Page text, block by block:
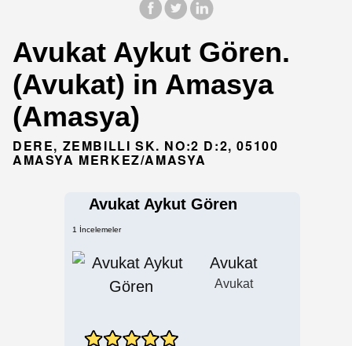
Avukat Aykut Gören.
(Avukat) in Amasya
(Amasya)
DERE, ZEMBILLI SK. NO:2 D:2, 05100
AMASYA MERKEZ/AMASYA
Avukat Aykut Gören
1 İncelemeler
Avukat
Avukat